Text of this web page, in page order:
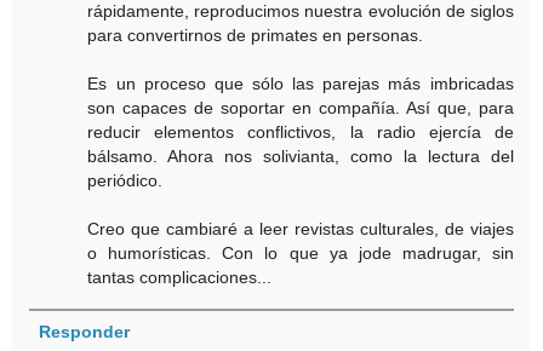
rápidamente, reproducimos nuestra evolución de siglos
para convertirnos de primates en personas.
Es un proceso que sólo las parejas más imbricadas
son capaces de soportar en compañía. Así que, para
reducir elementos conflictivos, la radio ejercía de
bálsamo. Ahora nos solivianta, como la lectura del
periódico.
Creo que cambiaré a leer revistas culturales, de viajes
o humorísticas. Con lo que ya jode madrugar, sin
tantas complicaciones...
Responder